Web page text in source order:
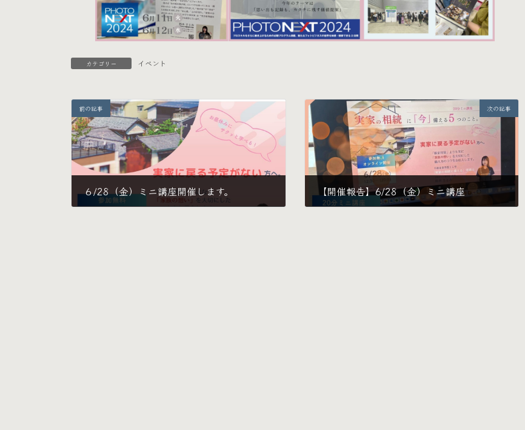
カテゴリー イベント
前の記事
６/28（金）ミニ講座開催します。
次の記事
【開催報告】6/28（金）ミニ講座